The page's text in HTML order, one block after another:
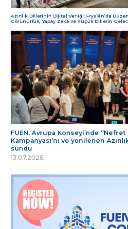
Azınlık Dillerinin Dijital Varlığı: Fryslân’da
Görünürlük, Yapay Zeka ve Küçük Dillerin
FUEN, Avrupa Konseyi’nde
Kampanyası’nı ve yenilenen
sundu
13.07.2026